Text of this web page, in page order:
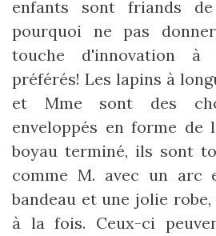
enfants sont friands
pourquoi ne pas
touche d'innovation à
préférés! Les lapins à
et Mme sont des
enveloppés en forme de
boyau terminé, ils sont
comme M. avec un arc
bandeau et une jolie
à la fois. Ceux-ci